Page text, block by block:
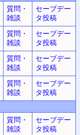
質問・
雑談
セーブデー
タ投稿
質問・
雑談
セーブデー
タ投稿
質問・
雑談
セーブデー
タ投稿
質問・
雑談
セーブデー
タ投稿
質問・
雑談
セーブデー
タ投稿